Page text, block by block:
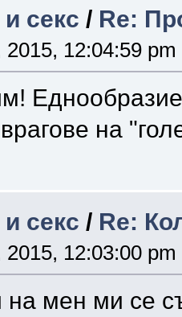
секс / Re:
12:04:59 pm
на
секс / Re:
12:03:00 pm
мен ми се